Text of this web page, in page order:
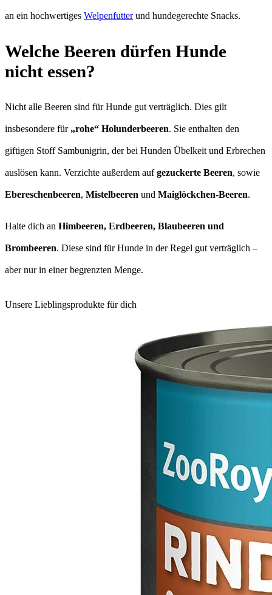
an ein hochwertiges Welpenfutterund hundegerechte Snacks.
Welche Beeren dürfen Hunde
nicht essen?
Nicht alle Beeren sind für Hunde gut verträglich. Dies gilt
insbesondere für „rohe“ Holunderbeeren. Sie enthalten den
giftigen Stoff Sambunigrin, der bei Hunden Übelkeit und Erbrechen
auslösen kann. Verzichte außerdem aufgezuckerte Beeren, sowie
Ebereschenbeeren, Mistelbeeren und Maiglöckchen-Beeren.
Halte dich an Himbeeren, Erdbeeren, Blaubeeren und
Brombeeren. Diese sind für Hunde in der Regel gut verträglich –
aber nur in einer begrenzten Menge.
Unsere Lieblingsprodukte für dich